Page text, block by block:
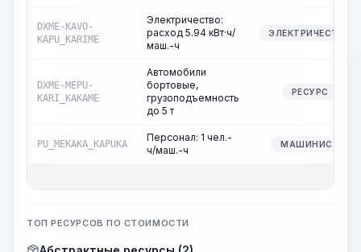
DXME-KAVO-
KAPU_KARIME
Электричество:
расход 5.94 кВт·ч/
маш.-ч
ЭЛЕКТРИЧЕСТВО
DXME-MEPU-
KARI_KAKAME
Автомобили
бортовые,
грузоподъемность
до 5 т
РЕСУРС
PU_MEKAKA_KAPUKA
Персонал: 1 чел.-
ч/маш.-ч
МАШИНИСТ
ТОП РЕСУРСОВ ПО СТОИМОСТИ